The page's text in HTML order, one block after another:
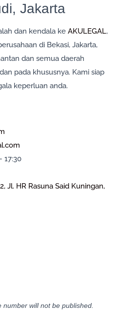
Jakarta
dan kendala ke AKULEGAL,
di Bekasi, Jakarta,
dan semua daerah
pada khususnya. Kami siap
keperluan anda.
17:30
Jl. HR Rasuna Said Kuningan,
will not be published.